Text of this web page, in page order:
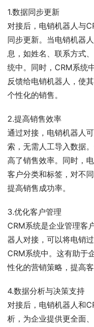
1.数据同步更新
对接后，电销机器人与
同步更新。当电销机器
息，如姓名、联系方式
统中。同时，CRM系统
反馈给电销机器人，使
个性化的销售。
2.提高销售效率
通过对接，电销机器人
索，无需人工导入数据
高了销售效率。同时，
客户分类和标签，对不
提高销售成功率。
3.优化客户管理
CRM系统是企业管理客
器人对接，可以将电销
CRM系统中。这有助于
性化的营销策略，提高
4.数据分析与决策支持
对接后，电销机器人和
析，为企业提供更全面